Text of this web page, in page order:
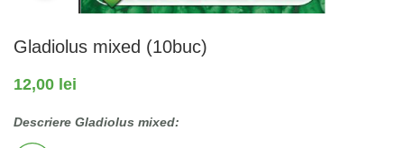
Gladiolus mixed (10buc)
12,00 lei
Descriere Gladiolus mixed: